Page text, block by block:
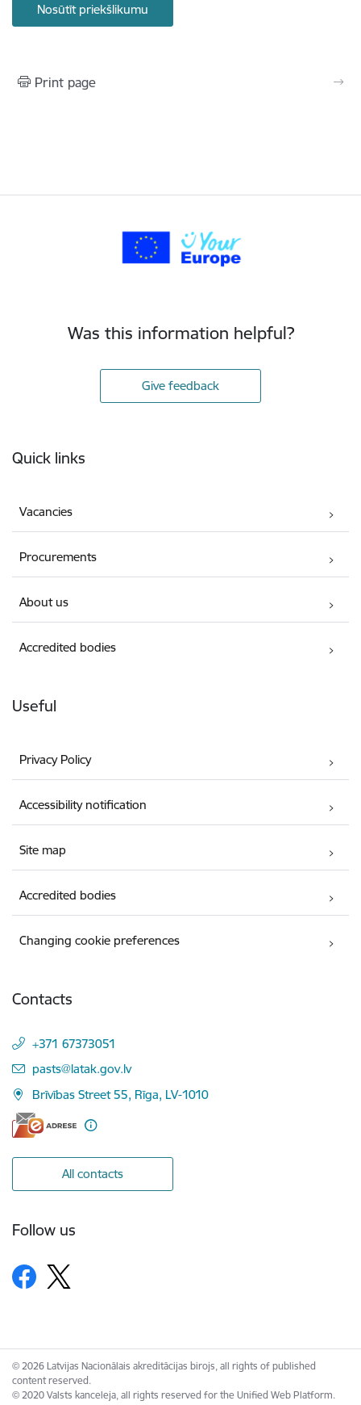
Print page
Was this information helpful?
Give feedback
Quick links
Vacancies
Procurements
About us
Accredited bodies
Useful
Privacy Policy
Accessibility notification
Site map
Accredited bodies
Changing cookie preferences
Contacts
+371 67373051
E-mail:
pasts@latak.gov.lv
Brīvības Street 55, Rīga, LV-1010
All contacts
Follow us
© 2026 Latvijas Nacionālais akreditācijas birojs, all rights of published
content reserved.
© 2020 Valsts kanceleja, all rights reserved for the Unified Web Platform.